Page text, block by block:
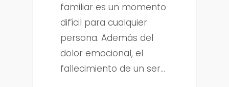
familiar es un momento
difícil para cualquier
persona. Además del
dolor emocional, el
fallecimiento de un ser…